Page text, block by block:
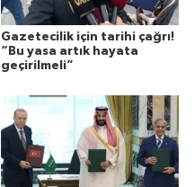
Gazetecilik için tarihi çağrı!
“Bu yasa artık hayata
geçirilmeli”